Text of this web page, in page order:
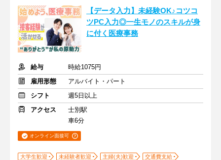
【データ入力】未経験OK♪コツコ
ツPC入力◎一生モノのスキルが身
に付く医療事務
給与
時給1075円
雇用形態
アルバイト・パート
シフト
週5日以上
アクセス
士別駅
車6分
オンライン面接可
大学生歓迎 未経験者歓迎 主婦(夫)歓迎
交通費支給